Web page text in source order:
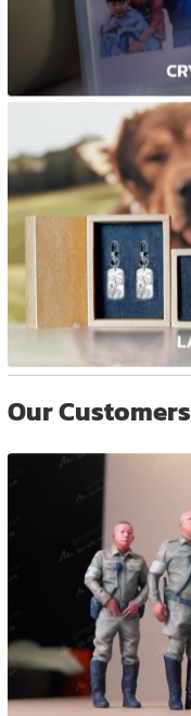
Our Customers